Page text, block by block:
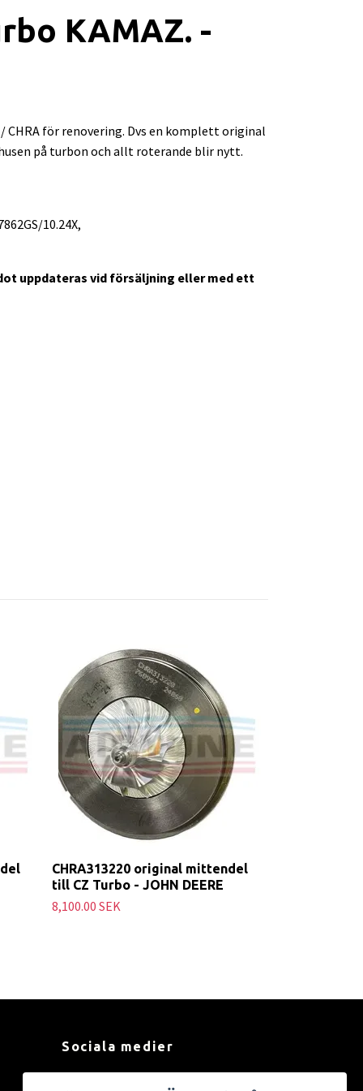
KAMAZ. -
för renovering. Dvs en komplett original
på turbon och allt roterande blir nytt.
10.24X,
uppdateras vid försäljning eller med ett
CHRA313220 original mittendel
till CZ Turbo - JOHN DEERE
8,100.00 SEK
Sociala medier